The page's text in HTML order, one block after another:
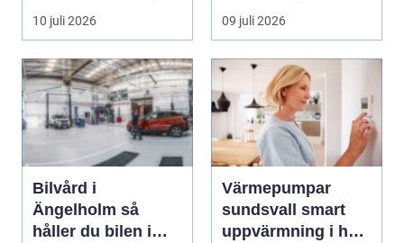
delarna i trafikmiljön.
De...
10 juli 2026
guldsmed i Göteb...
09 juli 2026
Bilvård i
Ängelholm så
håller du bilen i
Värmepumpar
sundsvall smart
uppvärmning i hårt